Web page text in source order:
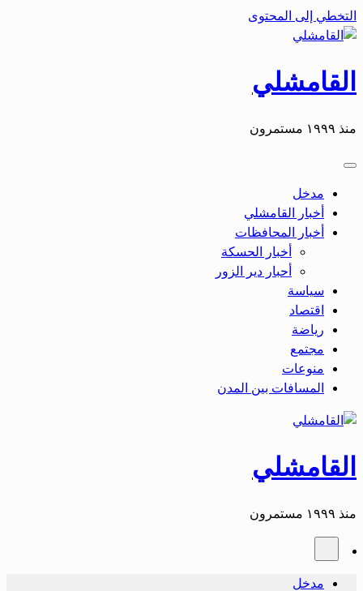
التخطي إلى المحتوى
القامشلي
منذ ١٩٩٩ مستمرون
مدخل
أخبار القامشلي
أخبار المحافظات
أخبار الحسكة
أحبار دير الزور
سياسة
اقتصاد
رياضة
مجتمع
منوعات
المسافات بين المدن
القامشلي
منذ ١٩٩٩ مستمرون
مدخل